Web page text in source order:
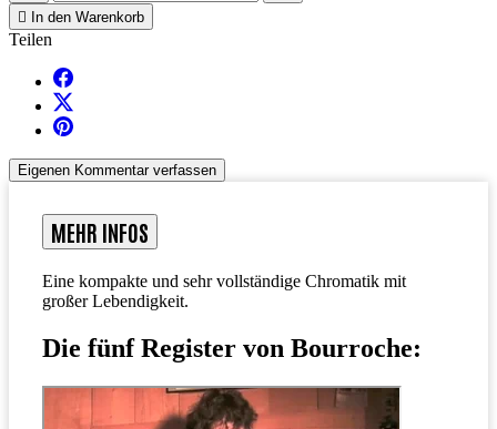
 In den Warenkorb
Teilen
Eigenen Kommentar verfassen
MEHR INFOS
Eine kompakte und sehr vollständige Chromatik mit
großer Lebendigkeit.
Die fünf Register von Bourroche: